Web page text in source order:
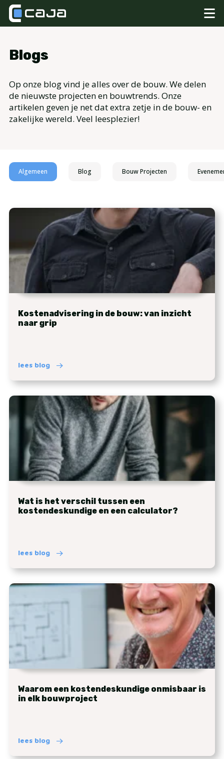
Blogs
Op onze blog vind je alles over de bouw. We delen
de nieuwste projecten en bouwtrends. Onze
artikelen geven je net dat extra zetje in de bouw- en
zakelijke wereld. Veel leesplezier!
Algemeen Blog Bouw Projecten
Kostenadvisering in de bouw: van inzicht
naar grip
lees blog
Wat is het verschil tussen een
kostendeskundige en een calculator?
lees blog
Waarom een kostendeskundige onmisbaar is
in elk bouwproject
lees blog